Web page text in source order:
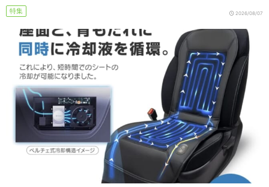
特集 2026/08/07